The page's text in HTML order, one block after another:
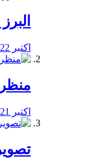
اکتبر 22, 2019
اکتبر 21, 2019